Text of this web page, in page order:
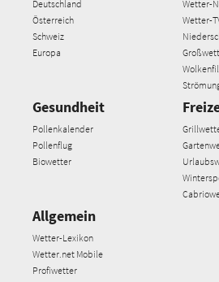
Deutschland
Österreich
Schweiz
Europa
Wetter-
Wetter-
Gesundheit
Pollenkalender
Pollenflug
Biowetter
Allgemein
Wetter-Lexikon
Wetter.net Mobile
Profiwetter